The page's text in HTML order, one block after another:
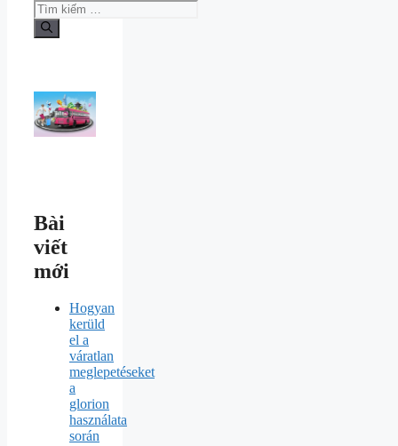
Bài
viết
mới
Hogyan
kerüld
el a
váratlan
meglepetéseket
a
glorion
használata
során